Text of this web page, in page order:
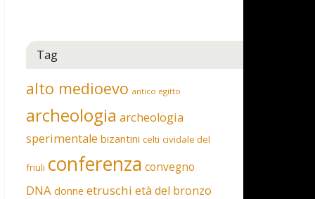
Tag
alto medioevo antico egitto
archeologia archeologia
sperimentale bizantini celti cividale del
friuli conferenza convegno
DNA donne etruschi età del bronzo